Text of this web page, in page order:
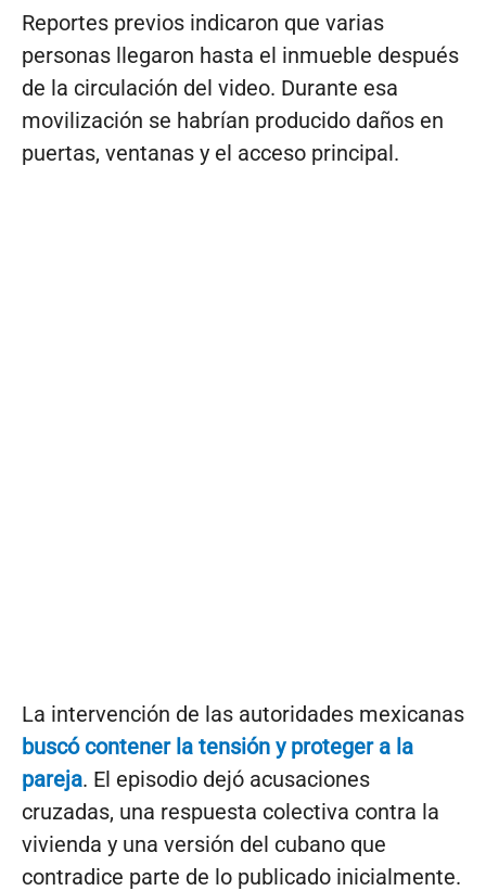
Reportes previos indicaron que varias
personas llegaron hasta el inmueble después
de la circulación del video. Durante esa
movilización se habrían producido daños en
puertas, ventanas y el acceso principal.
La intervención de las autoridades mexicanas
buscó contener la tensión y proteger a la
pareja. El episodio dejó acusaciones
cruzadas, una respuesta colectiva contra la
vivienda y una versión del cubano que
contradice parte de lo publicado inicialmente.